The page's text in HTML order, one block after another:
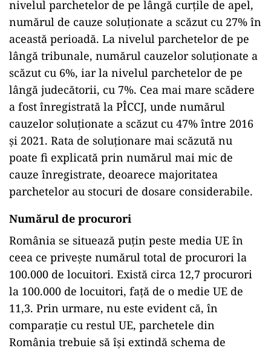
nivelul parchetelor de pe lângă curțile de apel,
numărul de cauze soluționate a scăzut cu 27% în
această perioadă. La nivelul parchetelor de pe
lângă tribunale, numărul cauzelor soluționate a
scăzut cu 6%, iar la nivelul parchetelor de pe
lângă judecătorii, cu 7%. Cea mai mare scădere
a fost înregistrată la PÎCCJ, unde numărul
cauzelor soluționate a scăzut cu 47% între 2016
și 2021. Rata de soluționare mai scăzută nu
poate fi explicată prin numărul mai mic de
cauze înregistrate, deoarece majoritatea
parchetelor au stocuri de dosare considerabile.
Numărul de procurori
România se situează puțin peste media UE în
ceea ce privește numărul total de procurori la
100.000 de locuitori. Există circa 12,7 procurori
la 100.000 de locuitori, față de o medie UE de
11,3. Prin urmare, nu este evident că, în
comparație cu restul UE, parchetele din
România trebuie să își extindă schema de